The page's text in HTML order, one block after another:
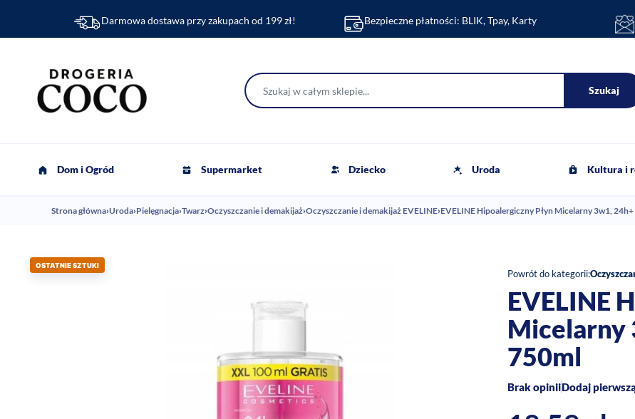
Darmowa dostawa przy zakupach od 199 zł! Bezpieczne płatności: BLIK, Tpay, Karty
Szukaj
Dom i Ogród Supermarket Dziecko Uroda Kultura i
Strona główna›Uroda›Pielęgnacja›Twarz›Oczyszczanie i demakijaż›Oczyszczanie i demakijaż EVELINE›EVELINE Hipoalergiczny Płyn Micelarny 3w1,
OSTATNIE SZTUKI
Powrót do kategorii:
EVELINE
Micelarny
750ml
Brak opiniiDodaj